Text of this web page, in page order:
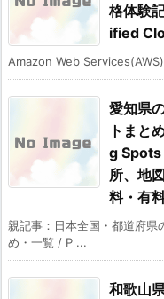
格体験
ified
Amazon Web
愛知県
トまと
g Spots
所、地
料・有
親記事：日本全国・都道府県
め・一覧 / P ...
和歌山